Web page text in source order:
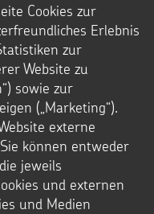
Cookies zur
Erlebnis
zur
Website zu
sowie zur
(„Marketing“).
externe
können entweder
jeweils
und externen
und Medien